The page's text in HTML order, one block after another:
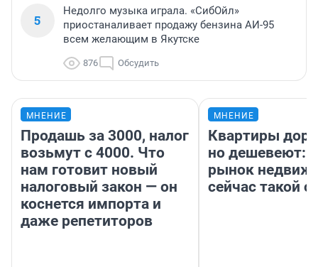
5
Недолго музыка играла. «СибОйл»
приостаналивает продажу бензина АИ-95
всем желающим в Якутске
876 Обсудить
МНЕНИЕ
Продашь за 3000, налог
возьмут с 4000. Что
нам готовит новый
налоговый закон — он
коснется импорта и
даже репетиторов
МНЕНИЕ
Квартиры
но дешевеют:
рынок
сейчас такой